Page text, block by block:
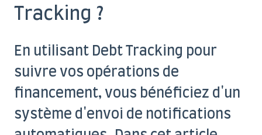
Tracking ?
En utilisant Debt Tracking pour
suivre vos opérations de
financement, vous bénéficiez d'un
système d'envoi de notifications